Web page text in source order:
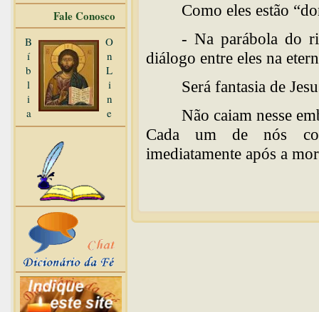
Fale Conosco
B
í
b
l
i
a
O
n
L
i
n
e
Como eles estão
- Na parábola do
diálogo entre eles na
Será fantasia de
Não caiam nesse
Cada um de nós
imediatamente após a